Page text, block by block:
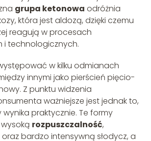
grupa ketonowa odróżnia
która jest aldozą, dzięki czemu
reagują w procesach
i technologicznych.
w kilku odmianach
innymi jako pierścień pięcio-
Z punktu widzenia
ważniejsze jest jednak to,
praktycznie. Te formy
rozpuszczalność,
bardzo intensywną słodycz, a